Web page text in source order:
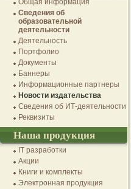
Общая информация
Сведения об
образовательной
деятельности
Деятельность
Портфолио
Документы
Баннеры
Информационные партнеры
Новости издательства
Сведения об ИТ-деятельности
Реквизиты
Наша продукция
IT разработки
Акции
Книги и комплекты
Электронная продукция